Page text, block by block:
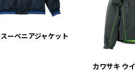
ーベニアジャケット
カワサキ ウ